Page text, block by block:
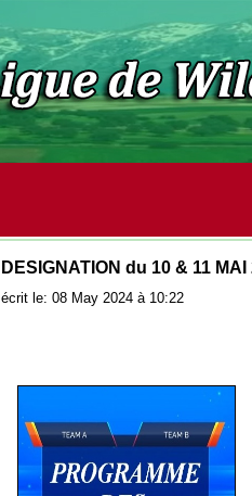
DESIGNATION du 10 & 11 MAI
écrit le: 08 May 2024 à 10:22